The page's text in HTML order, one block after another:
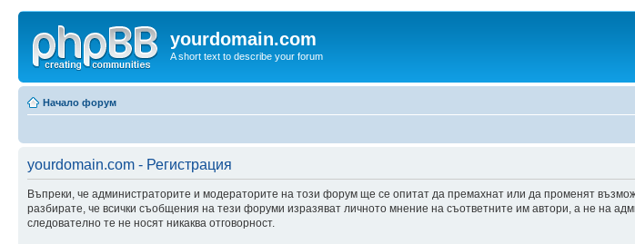
yourdomain.com
A short text to describe your forum
Начало форум
yourdomain.com - Регистрация
Въпреки, че администраторите и модераторите на този форум ще се опитат да премахнат или да променят
разбирате, че всички съобщения на тези форуми изразяват личното мнение на съответните им автори, а не на
следователно те не носят никаква отговорност.